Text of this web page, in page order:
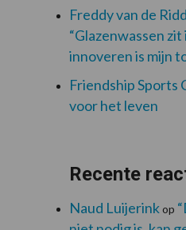
Freddy van de
“Glazenwassen zit
innoveren is mijn
Friendship Sports
voor het leven
Recente
Naud Luijerinkop